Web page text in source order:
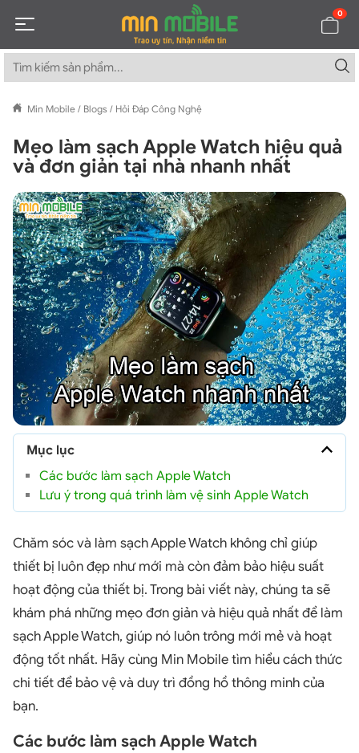
0
Min Mobile / Blogs / Hỏi Đáp Công Nghệ
Mẹo làm sạch Apple Watch hiệu quả
và đơn giản tại nhà nhanh nhất
Mục lục
Các bước làm sạch Apple Watch
Lưu ý trong quá trình làm vệ sinh Apple Watch
Chăm sóc và làm sạch Apple Watch không chỉ giúp
thiết bị luôn đẹp như mới mà còn đảm bảo hiệu suất
hoạt động của thiết bị. Trong bài viết này, chúng ta sẽ
khám phá những mẹo đơn giản và hiệu quả nhất để làm
sạch Apple Watch, giúp nó luôn trông mới mẻ và hoạt
động tốt nhất. Hãy cùng Min Mobile tìm hiểu cách thức
chi tiết để bảo vệ và duy trì đồng hồ thông minh của
bạn.
Các bước làm sạch Apple Watch